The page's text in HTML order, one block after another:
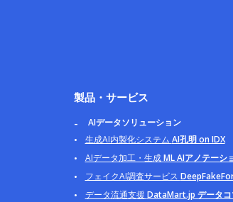
製品・サービス
AIデータソリューション
生成AI内製化システム AI孔明 on IDX
AIデータ加工・生成ML AIアノテーシ
フェイクAI調査サービス
データ流通支援 DataMart.jp データコ